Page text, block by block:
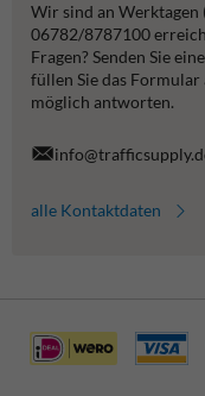
Wir sind an Werktagen
06782/8787100
Fragen? Senden Sie
füllen Sie das
möglich antworten.
alle Kontaktdaten